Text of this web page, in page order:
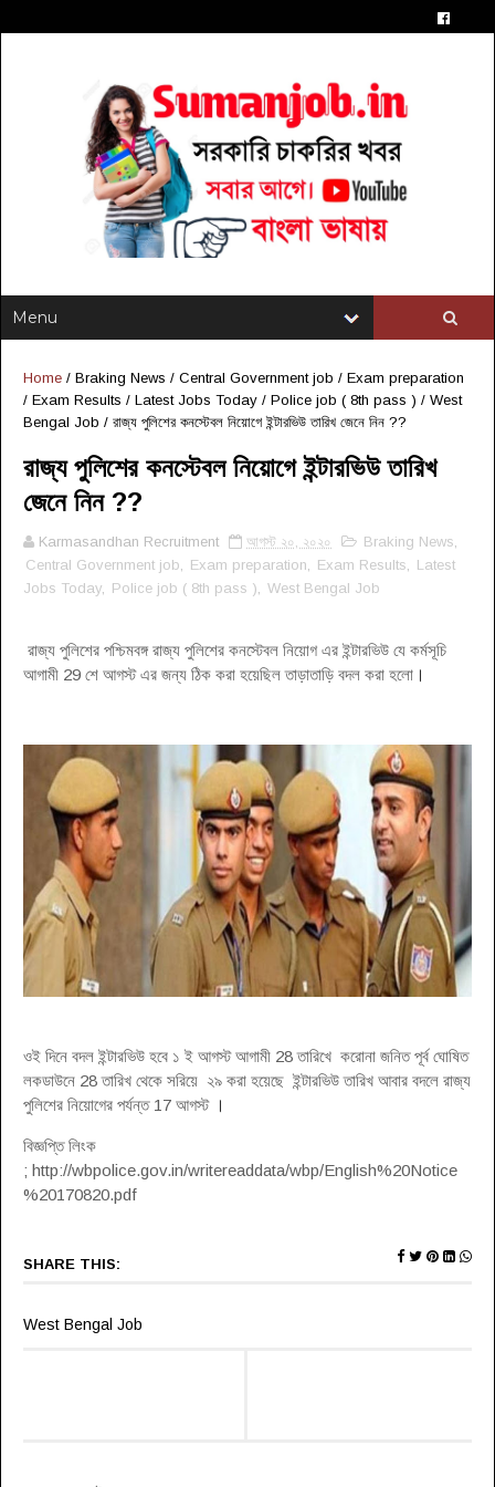
Home / Braking News / Central Government job / Exam preparation
/ Exam Results / Latest Jobs Today / Police job ( 8th pass ) / West
Bengal Job / রাজ্য পুলিশের কনস্টেবল নিয়োগে ইন্টারভিউ তারিখ জেনে নিন ??
রাজ্য পুলিশের কনস্টেবল নিয়োগে ইন্টারভিউ তারিখ
জেনে নিন ??
Karmasandhan Recruitment আগস্ট ২০, ২০২০ Braking News
Central Government job
Exam preparation Exam Results
Latest
Jobs Today
Police job ( 8th pass ) West Bengal Job
রাজ্য পুলিশের পশ্চিমবঙ্গ রাজ্য পুলিশের কনস্টেবল নিয়োগ এর ইন্টারভিউ যে কর্মসূচি
আগামী 29 শে আগস্ট এর জন্য ঠিক করা হয়েছিল তাড়াতাড়ি বদল করা হলো ।
ওই দিনে বদল ইন্টারভিউ হবে ১ ই আগস্ট আগামী 28 তারিখে করোনা জনিত পূর্ব ঘোষিত
লকডাউনে 28 তারিখ থেকে সরিয়ে ২৯ করা হয়েছে ইন্টারভিউ তারিখ আবার বদলে রাজ্য
পুলিশের নিয়োগের পর্যন্ত 17 আগস্ট ।
বিজ্ঞপ্তি লিংক
; http://wbpolice.gov.in/writereaddata/wbp/English%20Notice
%20170820.pdf
SHARE THIS:
West Bengal Job